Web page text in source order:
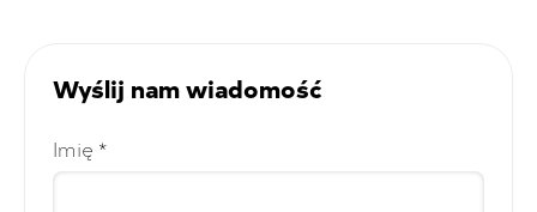
Wyślij nam wiadomość
Imię *